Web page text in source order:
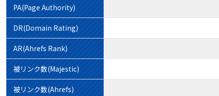
PA(Page Authority)
DR(Domain Rating)
AR(Ahrefs Rank)
被リンク数(Majestic)
被リンク数(Ahrefs)